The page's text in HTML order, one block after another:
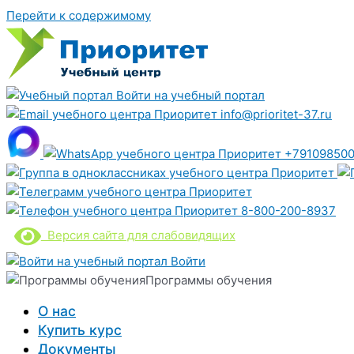
Перейти к содержимому
Войти на учебный портал
info@prioritet-37.ru
8-800-200-8937
Версия сайта для слабовидящих
Войти
Программы обучения
О нас
Купить курс
Документы